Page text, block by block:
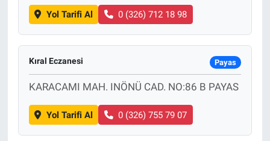
Yol Tarifi Al 0 (326) 712 18 98
Kıral Eczanesi Payas
KARACAMI MAH. INÖNÜ CAD. NO:86 B PAYAS
Yol Tarifi Al 0 (326) 755 79 07